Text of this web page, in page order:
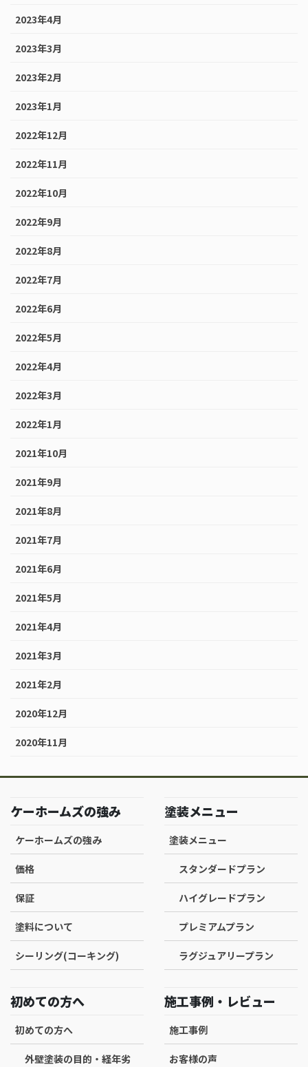
2023年4月
2023年3月
2023年2月
2023年1月
2022年12月
2022年11月
2022年10月
2022年9月
2022年8月
2022年7月
2022年6月
2022年5月
2022年4月
2022年3月
2022年1月
2021年10月
2021年9月
2021年8月
2021年7月
2021年6月
2021年5月
2021年4月
2021年3月
2021年2月
2020年12月
2020年11月
ケーホームズの強み
ケーホームズの強み
価格
保証
塗料について
シーリング(コーキング)
塗装メニュー
塗装メニュー
スタンダードプラン
ハイグレードプラン
プレミアムプラン
ラグジュアリープラン
初めての方へ
初めての方へ
外壁塗装の目的・経年劣
施工事例・レビュー
施工事例
お客様の声